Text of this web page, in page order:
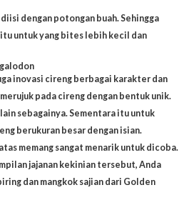
dengan potongan buah. Sehingga
untuk yang bites lebih kecil dan
inovasi cireng berbagai karakter dan
pada cireng dengan bentuk unik.
sebagainya. Sementara itu untuk
berukuran besar dengan isian.
memang sangat menarik untuk dicoba.
jajanan kekinian tersebut, Anda
dan mangkok sajian dari Golden